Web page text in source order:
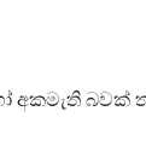
අකමැති